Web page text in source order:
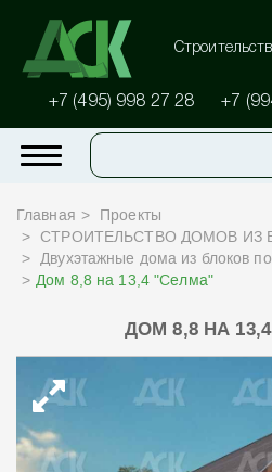
+7 (495) 998 27 28 +7
Главная
Проекты
СТРОИТЕЛЬСТВО ДОМОВ ИЗ
Двухэтажные дома из блоков
Дом 8,8 на 13,4 "Селма"
ДОМ 8,8 НА